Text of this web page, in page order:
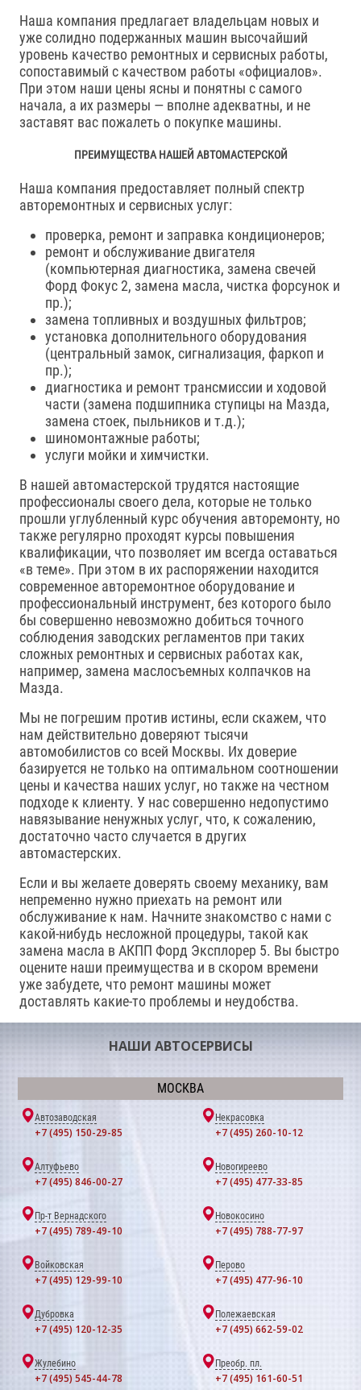
Наша компания предлагает владельцам новых и
уже солидно подержанных машин высочайший
уровень качество ремонтных и сервисных работы,
сопоставимый с качеством работы «официалов».
При этом наши цены ясны и понятны с самого
начала, а их размеры — вполне адекватны, и не
заставят вас пожалеть о покупке машины.
ПРЕИМУЩЕСТВА НАШЕЙ АВТОМАСТЕРСКОЙ
Наша компания предоставляет полный спектр
авторемонтных и сервисных услуг:
проверка, ремонт и заправка кондиционеров;
ремонт и обслуживание двигателя
(компьютерная диагностика, замена свечей
Форд Фокус 2, замена масла, чистка форсунок и
пр.);
замена топливных и воздушных фильтров;
установка дополнительного оборудования
(центральный замок, сигнализация, фаркоп и
пр.);
диагностика и ремонт трансмиссии и ходовой
части (замена подшипника ступицы на Мазда,
замена стоек, пыльников и т.д.);
шиномонтажные работы;
услуги мойки и химчистки.
В нашей автомастерской трудятся настоящие
профессионалы своего дела, которые не только
прошли углубленный курс обучения авторемонту, но
также регулярно проходят курсы повышения
квалификации, что позволяет им всегда оставаться
«в теме». При этом в их распоряжении находится
современное авторемонтное оборудование и
профессиональный инструмент, без которого было
бы совершенно невозможно добиться точного
соблюдения заводских регламентов при таких
сложных ремонтных и сервисных работах как,
например, замена маслосъемных колпачков на
Мазда.
Мы не погрешим против истины, если скажем, что
нам действительно доверяют тысячи
автомобилистов со всей Москвы. Их доверие
базируется не только на оптимальном соотношении
цены и качества наших услуг, но также на честном
подходе к клиенту. У нас совершенно недопустимо
навязывание ненужных услуг, что, к сожалению,
достаточно часто случается в других
автомастерских.
Если и вы желаете доверять своему механику, вам
непременно нужно приехать на ремонт или
обслуживание к нам. Начните знакомство с нами с
какой-нибудь несложной процедуры, такой как
замена масла в АКПП Форд Эксплорер 5. Вы быстро
оцените наши преимущества и в скором времени
уже забудете, что ремонт машины может
доставлять какие-то проблемы и неудобства.
НАШИ АВТОСЕРВИСЫ
МОСКВА
Автозаводская
+7 (495) 150-29-85
Некрасовка
+7 (495) 260-10-12
Алтуфьево
+7 (495) 846-00-27
Новогиреево
+7 (495) 477-33-85
Пр-т Вернадского
+7 (495) 789-49-10
Новокосино
+7 (495) 788-77-97
Войковская
+7 (495) 129-99-10
Перово
+7 (495) 477-96-10
Дубровка
+7 (495) 120-12-35
Полежаевская
+7 (495) 662-59-02
Жулебино
+7 (495) 545-44-78
Преобр. пл.
+7 (495) 161-60-51